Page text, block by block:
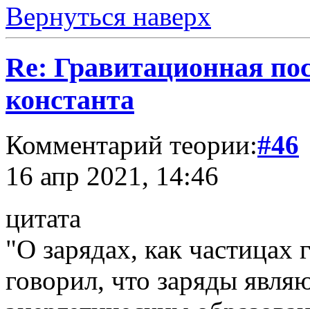
Вернуться наверх
Re: Гравитационная
константа
Комментарий теории:#46
16 апр 2021, 14:46
цитата
"О зарядах, как
говорил, что заряды